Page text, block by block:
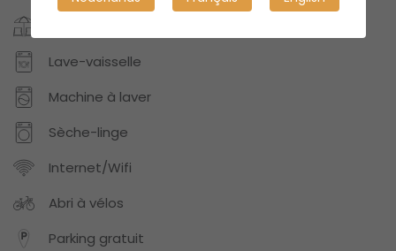
Lave-vaisselle
Machine à laver
Sèche-linge
Internet/Wifi
Abri à vélos
Parking gratuit